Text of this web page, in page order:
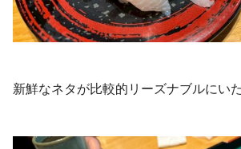
新鮮なネタが比較的リーズナブルにい